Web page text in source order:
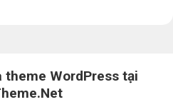
WordPress tại